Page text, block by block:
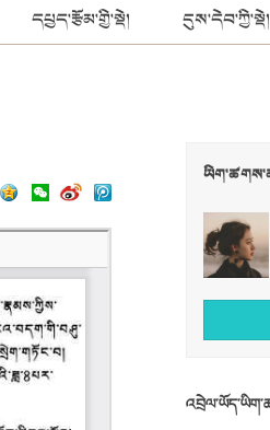
དཔྱད་རྩོམ་གྱི་སྡེ། དུས་དེབ་ཀྱི་སྡེ།